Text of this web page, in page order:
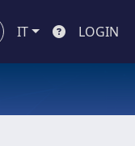
IT LOGIN